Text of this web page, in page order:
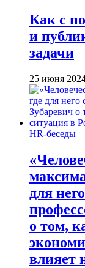
Как с
и
задачи
25 июня
HR-беседы
для
о том,
влияет